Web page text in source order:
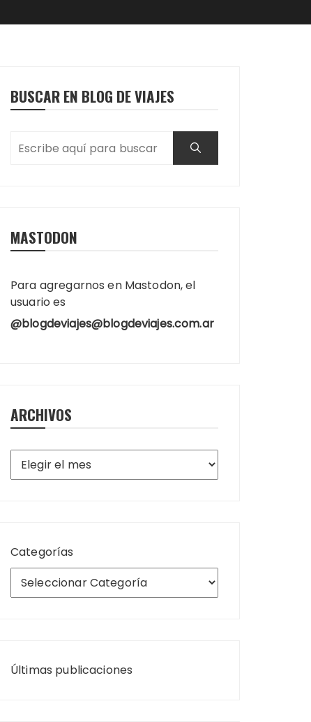
BUSCAR EN BLOG DE VIAJES
MASTODON
Para agregarnos en Mastodon, el
usuario es
@blogdeviajes@blogdeviajes.com.ar
ARCHIVOS
Archivos
Categorías
Últimas publicaciones